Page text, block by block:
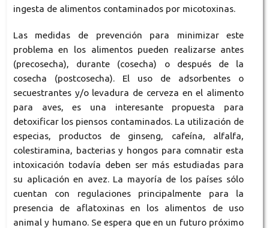
ingesta de alimentos contaminados por micotoxinas.
Las medidas de prevención para minimizar este
problema en los alimentos pueden realizarse antes
(precosecha), durante (cosecha) o después de la
cosecha (postcosecha). El uso de adsorbentes o
secuestrantes y/o levadura de cerveza en el alimento
para aves, es una interesante propuesta para
detoxificar los piensos contaminados. La utilización de
especias, productos de ginseng, cafeína, alfalfa,
colestiramina, bacterias y hongos para comnatir esta
intoxicación todavía deben ser más estudiadas para
su aplicación en avez. La mayoría de los países sólo
cuentan con regulaciones principalmente para la
presencia de aflatoxinas en los alimentos de uso
animal y humano. Se espera que en un futuro próximo